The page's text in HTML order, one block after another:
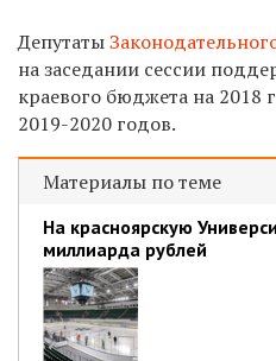
Депутаты
на заседании сессии
краевого бюджета на 2018
2019-2020 годов.
Материалы по теме
На красноярскую
миллиарда рублей